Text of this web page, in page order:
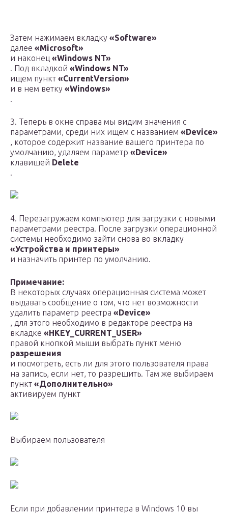
Затем нажимаем вкладку «Software»
далее «Microsoft»
и наконец «Windows NT»
. Под вкладкой «Windows NT»
ищем пункт «CurrentVersion»
и в нем ветку «Windows»
.
3. Теперь в окне справа мы видим значения с
параметрами, среди них ищем с названием «Device»
, которое содержит название вашего принтера по
умолчанию, удаляем параметр «Device»
клавишей Delete
.
4. Перезагружаем компьютер для загрузки с новыми
параметрами реестра. После загрузки операционной
системы необходимо зайти снова во вкладку
«Устройства и принтеры»
и назначить принтер по умолчанию.
Примечание:
В некоторых случаях операционная система может
выдавать сообщение о том, что нет возможности
удалить параметр реестра «Device»
, для этого необходимо в редакторе реестра на
вкладке «HKEY_CURRENT_USER»
правой кнопкой мыши выбрать пункт меню
разрешения
и посмотреть, есть ли для этого пользователя права
на запись, если нет, то разрешить. Там же выбираем
пункт «Дополнительно»
активируем пункт
Выбираем пользователя
Если при добавлении принтера в Windows 10 вы